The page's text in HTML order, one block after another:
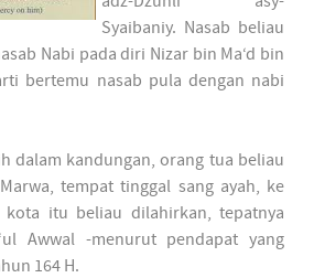
Syaibaniy. Nasab beliau
Nabi pada diri Nizar bin Ma‘d bin
bertemu nasab pula dengan nabi
dalam kandungan, orang tua beliau
tempat tinggal sang ayah, ke
kota itu beliau dilahirkan, tepatnya
Awwal -menurut pendapat yang
164 H.